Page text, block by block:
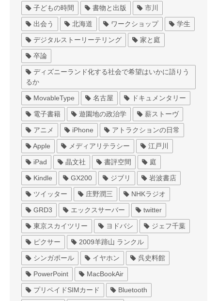
子どもの時間 書物と出版 市川
出会う 北海道 ワークショップ 学生
デジタルストーリーテリング 家と庭
卒論
ディズニーランド化する社会で希望はいかに語りう
るか
MovableType 名古屋 ドキュメンタリー
電子書籍 遊園地の政治学 薪ストーヴ
アニメ iPhone アトラクションの日常
Apple メディアリテラシー 江戸川
iPad 晶文社 書評空間 庭
Kindle GX200 ジブリ 岩波書店
ツイッター 庄野潤三 NHKラジオ
GRD3 エックスサーバー twitter
東京スカイツリー ヨドバシ ジェフ千葉
ピクサー 2009羊蹄山 ランクル
シンガポール イヤホン 呉史料館
PowerPoint MacBookAir
プリペイドSIMカード Bluetooth